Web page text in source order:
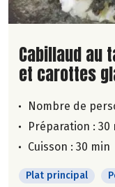
Lire la suite
Cabillaud au
et carottes
Nombre de
Préparation : 30
Cuisson : 30 min
Plat principal